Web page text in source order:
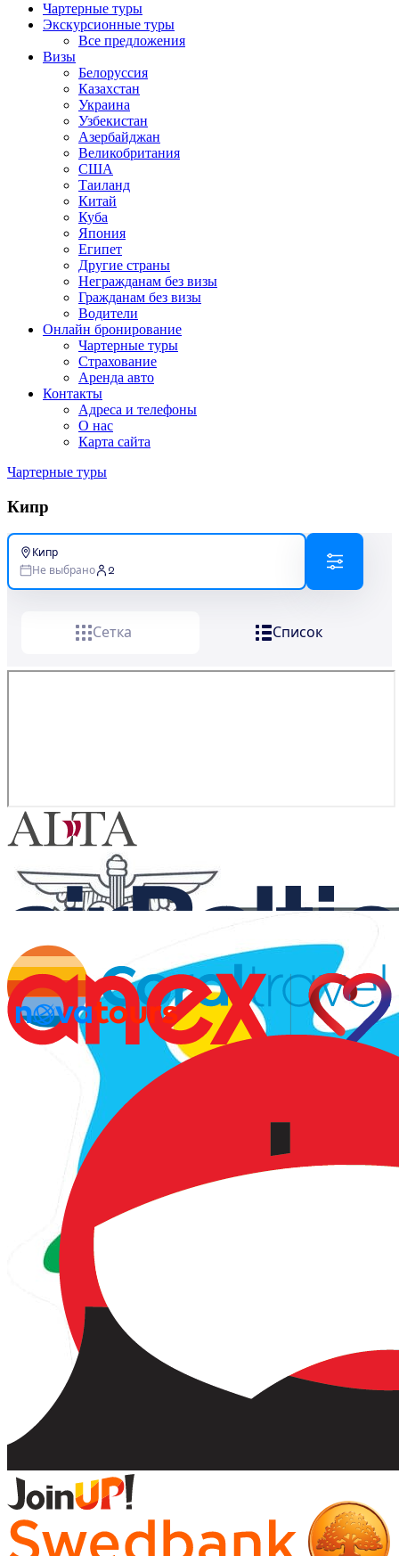
Чартерные туры
Экскурсионные туры
Все предложения
Визы
Белоруссия
Казахстан
Украина
Узбекистан
Азербайджан
Великобритания
США
Таиланд
Китай
Куба
Япония
Египет
Другие страны
Негражданам без визы
Гражданам без визы
Водители
Онлайн бронирование
Чартерные туры
Страхование
Аренда авто
Контакты
Адреса и телефоны
О нас
Карта сайта
Чартерные туры
Кипр